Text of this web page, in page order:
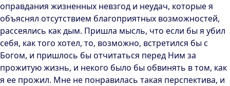
оправдания жизненных невзгод и неудач, которые я
объяснял отсутствием благоприятных возможностей,
рассеялись как дым. Пришла мысль, что если бы я убил
себя, как того хотел, то, возможно, встретился бы с
Богом, и пришлось бы отчитаться перед Ним за
прожитую жизнь, и некого было бы обвинять в том, как
я ее прожил. Мне не понравилась такая перспектива, и